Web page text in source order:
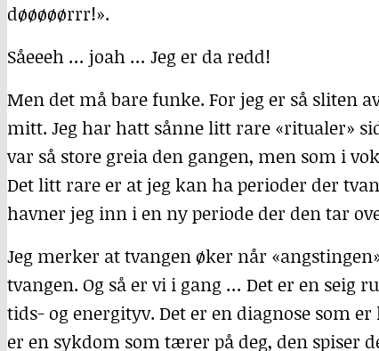
døøøøørrr!».
Såeeeh … joah … Jeg er da redd!
Men det må bare funke. For jeg er så sliten
mitt. Jeg har hatt sånne litt rare «ritualer»
var så store greia den gangen, men som i
Det litt rare er at jeg kan ha perioder der
havner jeg inn i en ny periode der den tar
Jeg merker at tvangen øker når
tvangen. Og så er vi i gang … Det er en seig
tids- og energityv. Det er en diagnose som
er en sykdom som tærer på deg, den spiser